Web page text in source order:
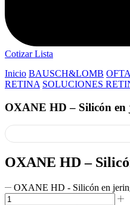
Cotizar Lista
Inicio BAUSCH&LOMB
RETINA SOLUCIONES
OXANE HD – Silicón en
OXANE HD –
OXANE HD - Silicón en